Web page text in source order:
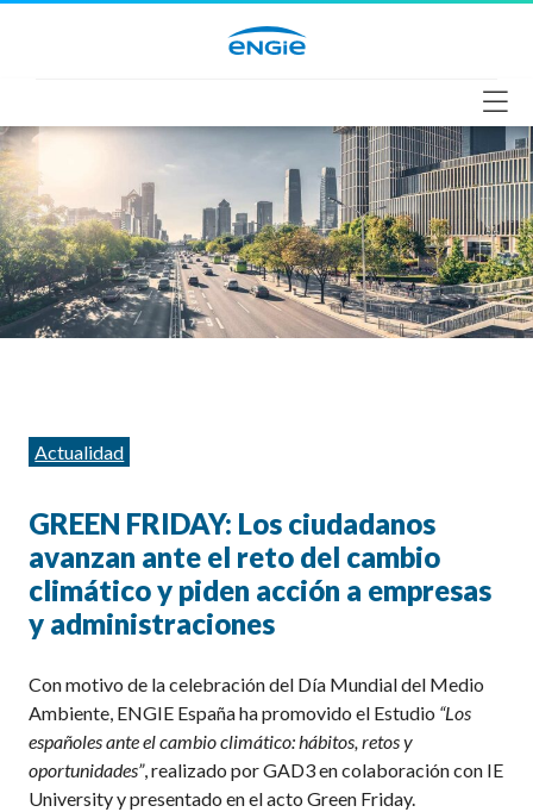
Categorías
Actualidad
GREEN FRIDAY: Los ciudadanos
avanzan ante el reto del cambio
climático y piden acción a empresas
y administraciones
Con motivo de la celebración del Día Mundial del Medio
Ambiente, ENGIE España ha promovido el Estudio “Los
españoles ante el cambio climático: hábitos, retos y
oportunidades”, realizado por GAD3 en colaboración con IE
University y presentado en el acto Green Friday.